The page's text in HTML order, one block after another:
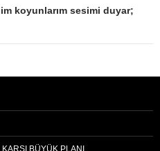
koyunlarım sesimi duyar;
KARŞI BÜYÜK PLANI